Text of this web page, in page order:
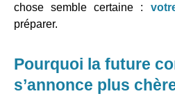
chose semble certaine :
préparer.
Pourquoi la future
s’annonce plus